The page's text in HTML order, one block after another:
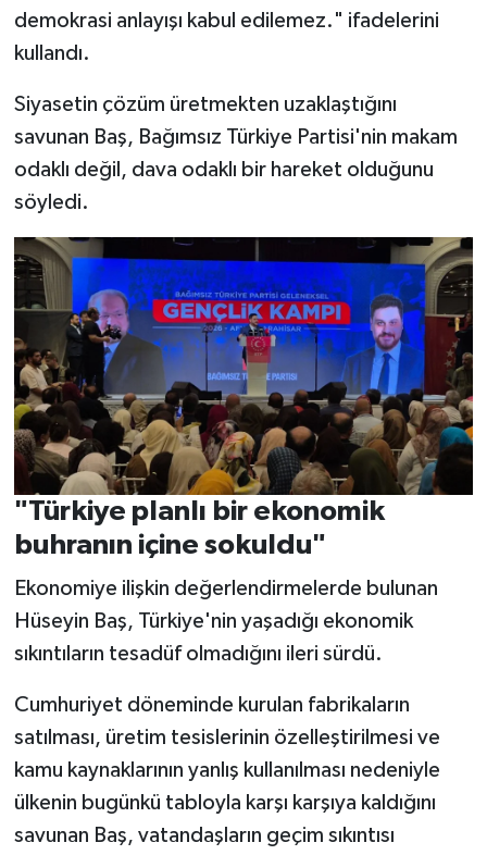
demokrasi anlayışı kabul edilemez." ifadelerini
kullandı.
Siyasetin çözüm üretmekten uzaklaştığını
savunan Baş, Bağımsız Türkiye Partisi'nin makam
odaklı değil, dava odaklı bir hareket olduğunu
söyledi.
"Türkiye planlı bir ekonomik
buhranın içine sokuldu"
Ekonomiye ilişkin değerlendirmelerde bulunan
Hüseyin Baş, Türkiye'nin yaşadığı ekonomik
sıkıntıların tesadüf olmadığını ileri sürdü.
Cumhuriyet döneminde kurulan fabrikaların
satılması, üretim tesislerinin özelleştirilmesi ve
kamu kaynaklarının yanlış kullanılması nedeniyle
ülkenin bugünkü tabloyla karşı karşıya kaldığını
savunan Baş, vatandaşların geçim sıkıntısı